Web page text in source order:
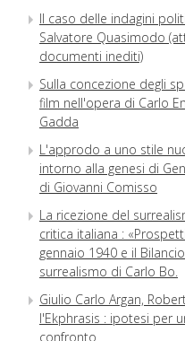
Il caso delle indagini
Salvatore Quasimodo
documenti inediti)
Sulla concezione degli
film nell'opera di Carlo
Gadda
L'approdo a uno stile
intorno alla genesi di
di Giovanni Comisso
La ricezione del
critica italiana :
gennaio 1940 e il
surrealismo di Carlo Bo.
Giulio Carlo Argan,
l'Ekphrasis : ipotesi per
confronto